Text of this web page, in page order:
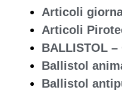
Articoli
Articoli
BALLISTOL
Ballistol
Ballistol